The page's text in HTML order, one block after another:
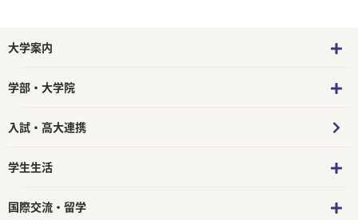
大学案内
学部・大学院
入試・高大連携
学生生活
国際交流・留学